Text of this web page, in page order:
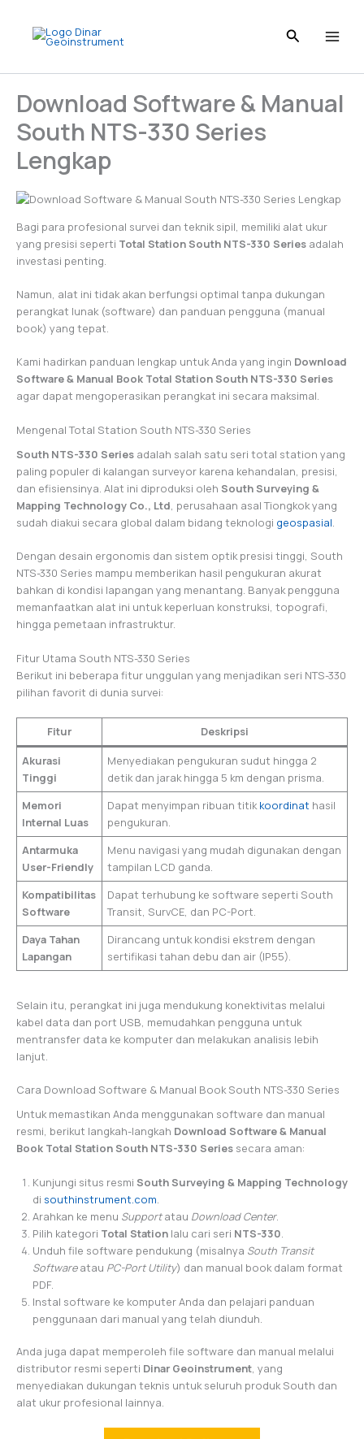
content
Download Software & Manual
South NTS-330 Series
Lengkap
Bagi para profesional survei dan teknik sipil, memiliki alat ukur
yang presisi seperti Total Station South NTS-330 Series adalah
investasi penting.
Namun, alat ini tidak akan berfungsi optimal tanpa dukungan
perangkat lunak (software) dan panduan pengguna (manual
book) yang tepat.
Kami hadirkan panduan lengkap untuk Anda yang ingin Download
Software & Manual Book Total Station South NTS-330 Series
agar dapat mengoperasikan perangkat ini secara maksimal.
Mengenal Total Station South NTS-330 Series
South NTS-330 Series adalah salah satu seri total station yang
paling populer di kalangan surveyor karena kehandalan, presisi,
dan efisiensinya. Alat ini diproduksi oleh South Surveying &
Mapping Technology Co., Ltd, perusahaan asal Tiongkok yang
sudah diakui secara global dalam bidang teknologi geospasial.
Dengan desain ergonomis dan sistem optik presisi tinggi, South
NTS-330 Series mampu memberikan hasil pengukuran akurat
bahkan di kondisi lapangan yang menantang. Banyak pengguna
memanfaatkan alat ini untuk keperluan konstruksi, topografi,
hingga pemetaan infrastruktur.
Fitur Utama South NTS-330 Series
Berikut ini beberapa fitur unggulan yang menjadikan seri NTS-330
pilihan favorit di dunia survei:
Fitur
Deskripsi
Akurasi
Tinggi
Menyediakan pengukuran sudut hingga 2
detik dan jarak hingga 5 km dengan prisma.
Memori
Internal Luas
Dapat menyimpan ribuan titikkoordinat hasil
pengukuran.
Antarmuka
User-Friendly
Menu navigasi yang mudah digunakan dengan
tampilan LCD ganda.
Kompatibilitas
Software
Dapat terhubung ke software seperti South
Transit, SurvCE, dan PC-Port.
Daya Tahan
Lapangan
Dirancang untuk kondisi ekstrem dengan
sertifikasi tahan debu dan air (IP55).
Selain itu, perangkat ini juga mendukung konektivitas melalui
kabel data dan port USB, memudahkan pengguna untuk
mentransfer data ke komputer dan melakukan analisis lebih
lanjut.
Cara Download Software & Manual Book South NTS-330 Series
Untuk memastikan Anda menggunakan software dan manual
resmi, berikut langkah-langkah Download Software & Manual
Book Total Station South NTS-330 Series secara aman:
Kunjungi situs resmi South Surveying & Mapping Technology
di southinstrument.com.
Arahkan ke menu Supportatau Download Center.
Pilih kategori Total Station lalu cari seri NTS-330.
Unduh file software pendukung (misalnya South Transit
Softwareatau PC-Port Utility) dan manual book dalam format
PDF.
Instal software ke komputer Anda dan pelajari panduan
penggunaan dari manual yang telah diunduh.
Anda juga dapat memperoleh file software dan manual melalui
distributor resmi seperti Dinar Geoinstrument, yang
menyediakan dukungan teknis untuk seluruh produk South dan
alat ukur profesional lainnya.